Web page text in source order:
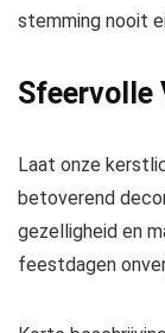
stemming nooit
Sfeervolle
Laat onze
betoverend
gezelligheid en
feestdagen